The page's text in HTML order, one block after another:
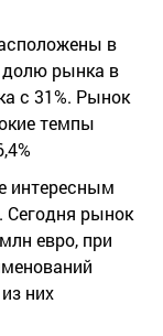
в
долю рынка в
с 31%. Рынок
темпы
интересным
Сегодня рынок
евро, при
них